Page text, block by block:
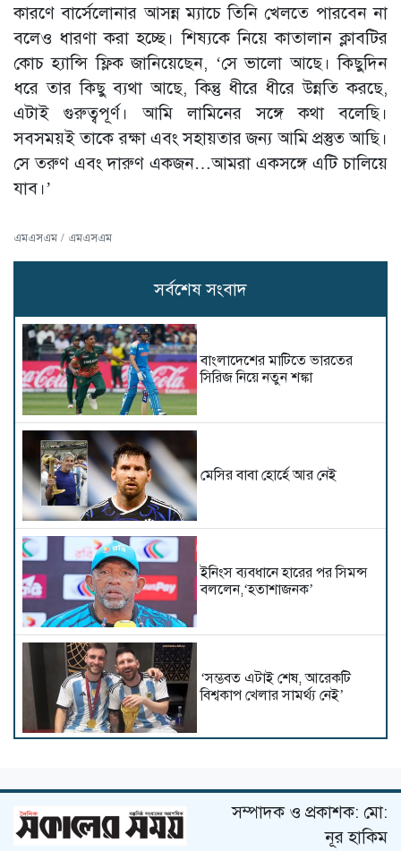
কারণে বার্সেলোনার আসন্ন ম্যাচে তিনি খেলতে পারবেন না
বলেও ধারণা করা হচ্ছে। শিষ্যকে নিয়ে কাতালান ক্লাবটির
কোচ হ্যান্সি ফ্লিক জানিয়েছেন, ‘সে ভালো আছে। কিছুদিন
ধরে তার কিছু ব্যথা আছে, কিন্তু ধীরে ধীরে উন্নতি করছে,
এটাই গুরুত্বপূর্ণ। আমি লামিনের সঙ্গে কথা বলেছি।
সবসময়ই তাকে রক্ষা এবং সহায়তার জন্য আমি প্রস্তুত আছি।
সে তরুণ এবং দারুণ একজন…আমরা একসঙ্গে এটি চালিয়ে
যাব।’
এমএসএম / এমএসএম
সর্বশেষ সংবাদ
বাংলাদেশের মাটিতে ভারতের
সিরিজ নিয়ে নতুন শঙ্কা
মেসির বাবা হোর্হে আর নেই
ইনিংস ব্যবধানে হারের পর সিমন্স
বললেন,‘হতাশাজনক’
‘সম্ভবত এটাই শেষ, আরেকটি
বিশ্বকাপ খেলার সামর্থ্য নেই’
মদদপুষ্ট দুর্নীতির বরপুত্র প্রধান
নির্বাহী সুজন
সম্পাদক ও প্রকাশক: মো:
নূর হাকিম